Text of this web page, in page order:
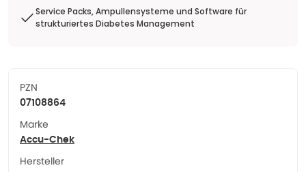
Service Packs, Ampullensysteme und Software für
strukturiertes Diabetes Management
PZN
07108864
Marke
Accu-Chek
Hersteller